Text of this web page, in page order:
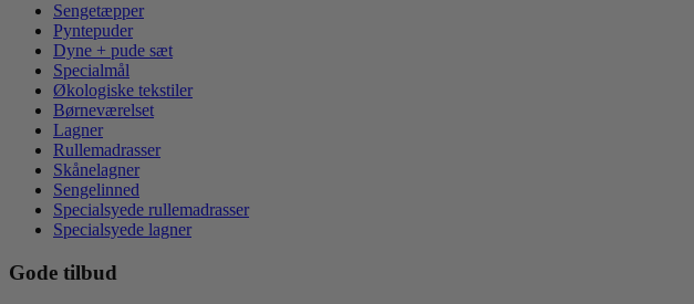
Sengetæpper
Pyntepuder
Dyne + pude sæt
Specialmål
Økologiske tekstiler
Børneværelset
Lagner
Rullemadrasser
Skånelagner
Sengelinned
Specialsyede rullemadrasser
Specialsyede lagner
Gode tilbud